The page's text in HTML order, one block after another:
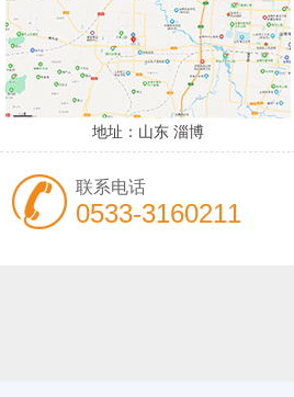
地址：山东 淄博
联系电话
0533-3160211